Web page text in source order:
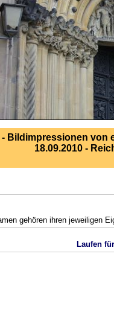
- Bildimpressionen von
18.09.2010 -
gehören ihren jeweiligen
Laufen